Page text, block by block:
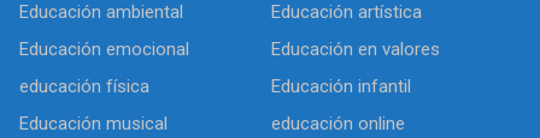
Educación ambiental
Educación artística
Educación emocional
Educación en valores
educación física
Educación infantil
Educación musical
educación online